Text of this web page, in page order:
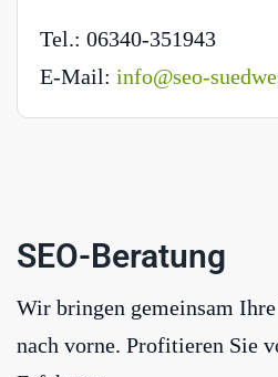
Tel.: 06340-351943
E-Mail: info@seo-
SEO-Beratung
Wir bringen gemeinsam
nach vorne. Profitieren Sie